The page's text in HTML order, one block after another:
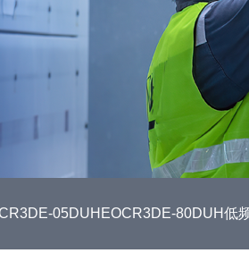
05DUHEOCR3DE-80DUH低